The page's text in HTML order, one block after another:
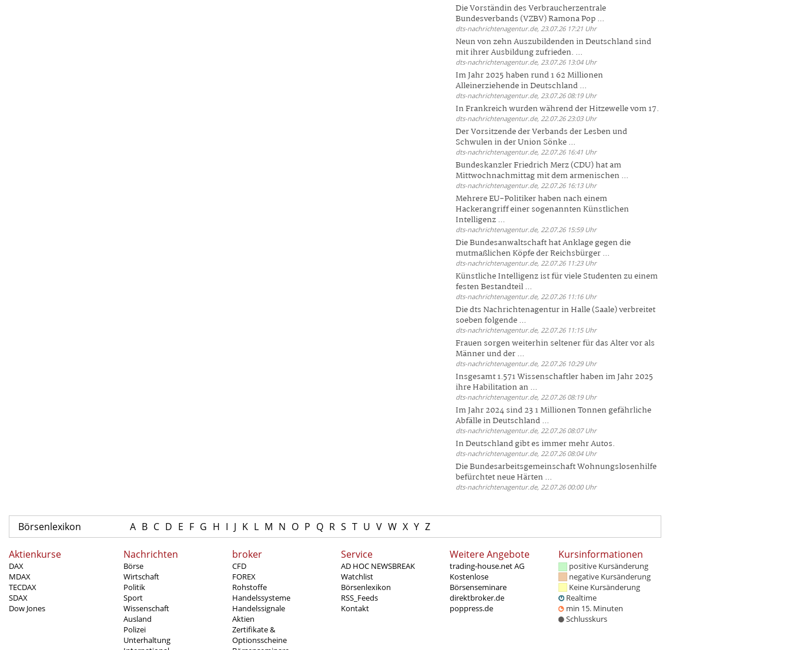
Die Vorständin des Verbraucherzentrale
Bundesverbands (VZBV) Ramona Pop ...
dts-nachrichtenagentur.de, 23.07.26 17:21 Uhr
Neun von zehn Auszubildenden in Deutschland sind
mit ihrer Ausbildung zufrieden. ...
dts-nachrichtenagentur.de, 23.07.26 13:04 Uhr
Im Jahr 2025 haben rund 1 62 Millionen
Alleinerziehende in Deutschland ...
dts-nachrichtenagentur.de, 23.07.26 08:19 Uhr
In Frankreich wurden während der Hitzewelle vom 17.
dts-nachrichtenagentur.de, 22.07.26 23:03 Uhr
Der Vorsitzende der Verbands der Lesben und
Schwulen in der Union Sönke ...
dts-nachrichtenagentur.de, 22.07.26 16:41 Uhr
Bundeskanzler Friedrich Merz (CDU) hat am
Mittwochnachmittag mit dem armenischen ...
dts-nachrichtenagentur.de, 22.07.26 16:13 Uhr
Mehrere EU-Politiker haben nach einem
Hackerangriff einer sogenannten Künstlichen
Intelligenz ...
dts-nachrichtenagentur.de, 22.07.26 15:59 Uhr
Die Bundesanwaltschaft hat Anklage gegen die
mutmaßlichen Köpfe der Reichsbürger ...
dts-nachrichtenagentur.de, 22.07.26 11:23 Uhr
Künstliche Intelligenz ist für viele Studenten zu einem
festen Bestandteil ...
dts-nachrichtenagentur.de, 22.07.26 11:16 Uhr
Die dts Nachrichtenagentur in Halle (Saale) verbreitet
soeben folgende ...
dts-nachrichtenagentur.de, 22.07.26 11:15 Uhr
Frauen sorgen weiterhin seltener für das Alter vor als
Männer und der ...
dts-nachrichtenagentur.de, 22.07.26 10:29 Uhr
Insgesamt 1.571 Wissenschaftler haben im Jahr 2025
ihre Habilitation an ...
dts-nachrichtenagentur.de, 22.07.26 08:19 Uhr
Im Jahr 2024 sind 23 1 Millionen Tonnen gefährliche
Abfälle in Deutschland ...
dts-nachrichtenagentur.de, 22.07.26 08:07 Uhr
In Deutschland gibt es immer mehr Autos.
dts-nachrichtenagentur.de, 22.07.26 08:04 Uhr
Die Bundesarbeitsgemeinschaft Wohnungslosenhilfe
befürchtet neue Härten ...
dts-nachrichtenagentur.de, 22.07.26 00:00 Uhr
Börsenlexikon A B C D E F G H I J K L M N O P Q R S T U V W X Y Z
Aktienkurse
DAX
MDAX
TECDAX
SDAX
Dow Jones
Nachrichten
Börse
Wirtschaft
Politik
Sport
Wissenschaft
Ausland
Polizei
Unterhaltung
broker
CFD
FOREX
Rohstoffe
Handelssysteme
Handelssignale
Aktien
Zertifikate &
Optionsscheine
Service
AD HOC NEWSBREAK
Watchlist
Börsenlexikon
RSS_Feeds
Kontakt
Weitere Angebote
trading-house.net AG
Kostenlose
Börsenseminare
direktbroker.de
poppress.de
Kursinformationen
positive Kursänderung
negative Kursänderung
Keine Kursänderung
Realtime
min 15. Minuten
Schlusskurs